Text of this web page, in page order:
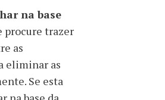
na base
procure trazer
as
eliminar as
Se esta